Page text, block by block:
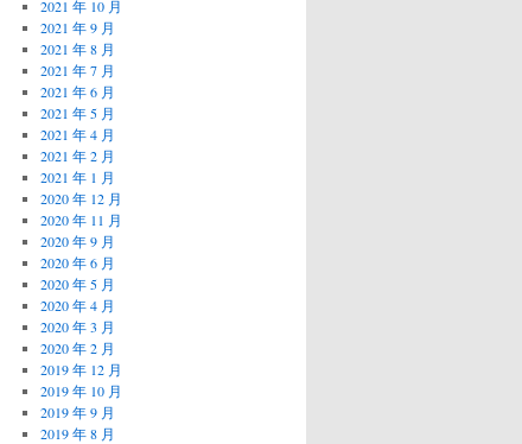
2021 年 10 月
2021 年 9 月
2021 年 8 月
2021 年 7 月
2021 年 6 月
2021 年 5 月
2021 年 4 月
2021 年 2 月
2021 年 1 月
2020 年 12 月
2020 年 11 月
2020 年 9 月
2020 年 6 月
2020 年 5 月
2020 年 4 月
2020 年 3 月
2020 年 2 月
2019 年 12 月
2019 年 10 月
2019 年 9 月
2019 年 8 月